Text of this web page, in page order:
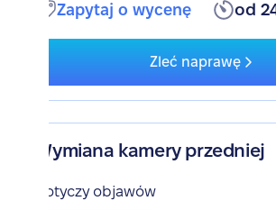
Zapytaj o wycenę od
Zleć naprawę
Wymiana kamery przedniej
Dotyczy objawów